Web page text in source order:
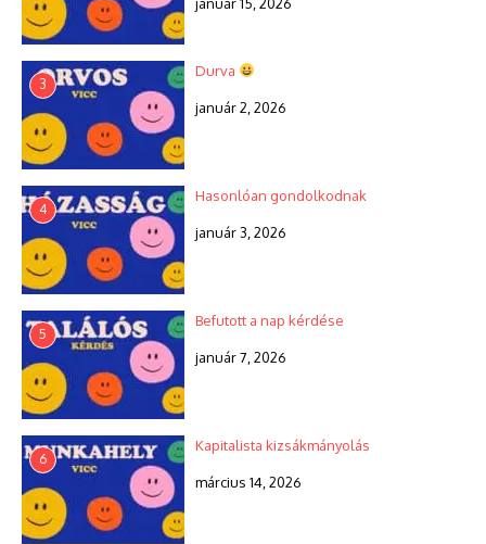
3
Durva
január 2, 2026
4
Hasonlóan gondolkodnak
január 3, 2026
5
Befutott a nap kérdése
január 7, 2026
6
Kapitalista kizsákmányolás
március 14, 2026